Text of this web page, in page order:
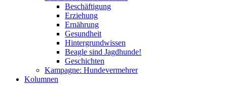
Beschäftigung
Erziehung
Ernährung
Gesundheit
Hintergrundwissen
Beagle sind Jagdhunde!
Geschichten
Kampagne: Hundevermehrer
Kolumnen